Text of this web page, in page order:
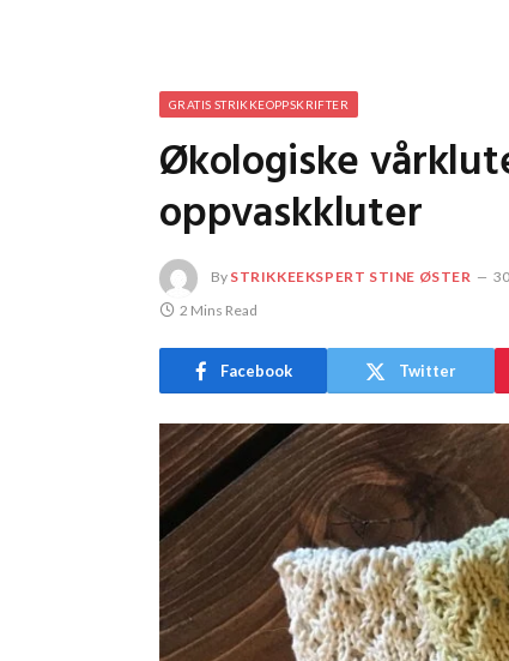
GRATIS STRIKKEOPPSKRIFTER
Økologiske
oppvaskkluter
By STRIKKEEKSPERT STINE ØSTER
2 Mins Read
Facebook Twitter